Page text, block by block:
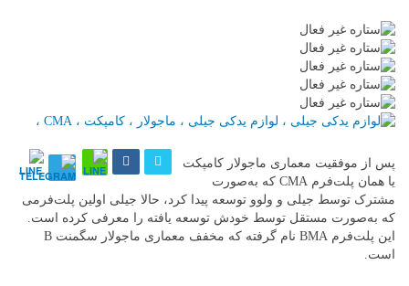
پس از موفقیت معماری ماجولار کامپکت
یا همان پلت‌فرم CMA که به‌صورت
مشترک توسط جیلی و ولوو توسعه پیدا کرد، حالا جیلی اولین پلت‌فرمی
که به‌صورت مستقل توسط خودش توسعه یافته را معرفی کرده است.
این پلت‌فرم BMA نام گرفته که مخفف معماری ماجولار سگمنت B
است.